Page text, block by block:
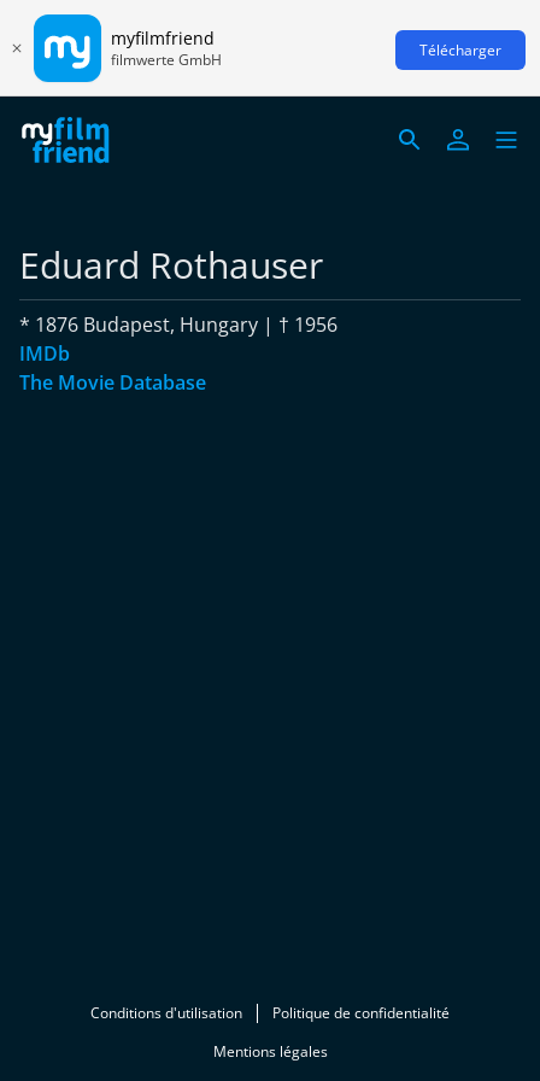
myfilmfriend
filmwerte GmbH Télécharger
Eduard Rothauser
* 1876 Budapest, Hungary | † 1956
IMDb
The Movie Database
Conditions d'utilisation
Politique de confidentialité
Mentions légales